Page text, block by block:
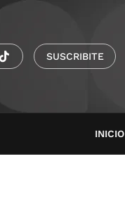
SUSCRIBITE
INICIO